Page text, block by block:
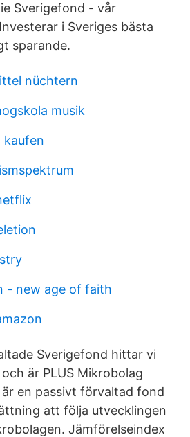
Sverigefond - vår
i Sveriges bästa
sparande.
nüchtern
musik
kaufen
- new age of faith
Sverigefond hittar vi
är PLUS Mikrobolag
en passivt förvaltad fond
att följa utvecklingen
Jämförelseindex